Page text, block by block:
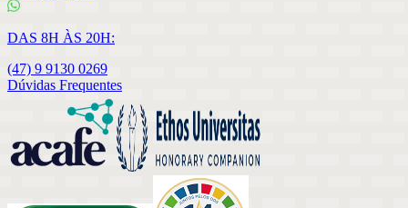
DAS 8H ÀS 20H:
(47) 9 9130 0269
Dúvidas Frequentes